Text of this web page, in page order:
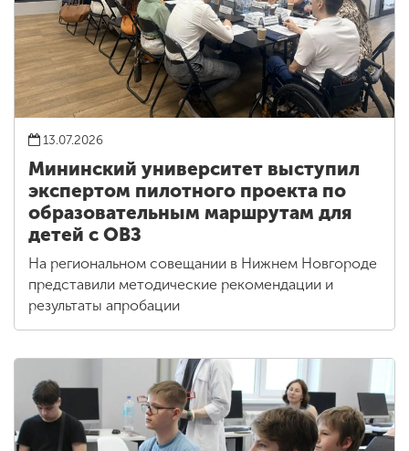
13.07.2026
Мининский университет выступил
экспертом пилотного проекта по
образовательным маршрутам для
детей с ОВЗ
На региональном совещании в Нижнем Новгороде
представили методические рекомендации и
результаты апробации